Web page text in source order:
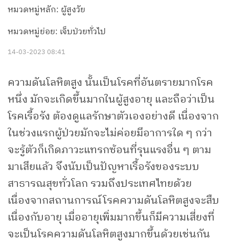
หมวดหมู่หลัก: ผู้สูงวัย
หมวดหมู่ย่อย: เจ็บป่วยทั่วไป
14-03-2023 08:41
ความดันโลหิตสูง นั้นเป็นโรคที่อันตรายมากโรค
หนึ่ง มักจะเกิดขึ้นมากในผู้สูงอายุ และถือว่าเป็น
โรคเรื้อรัง ต้องดูแลรักษาตัวเองอย่างดี เนื่องจาก
ในช่วงแรกผู้ป่วยมักจะไม่ค่อยมีอาการใด ๆ กว่า
จะรู้ตัวก็เกิดภาวะแทรกซ้อนที่รุนแรงอื่น ๆ ตาม
มาเสียแล้ว จึงนับเป็นปัญหาเรื้อรังของระบบ
สาธารณสุขทั่วโลก รวมถึงประเทศไทยด้วย
เนื่องจากสถานการณ์โรคความดันโลหิตสูงจะสืบ
เนื่องกับอายุ เมื่ออายุเพิ่มมากขึ้นก็มีความเสี่ยงที่
จะเป็นโรคความดันโลหิตสูงมากขึ้นด้วยเช่นกัน